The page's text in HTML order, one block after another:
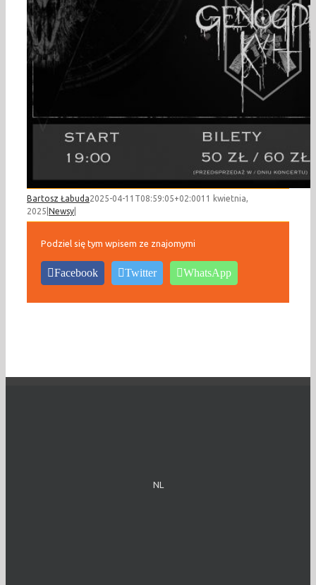
Bartosz Łabuda2025-04-11T08:59:05+02:0011 kwietnia,
2025 Newsy
Podziel się tym wpisem ze znajomymi
Facebook Twitter WhatsApp
NL